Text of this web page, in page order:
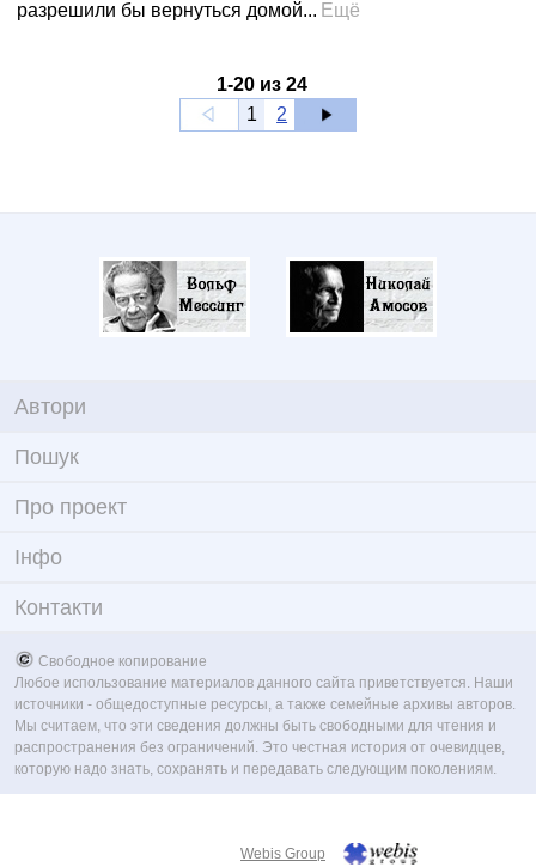
разрешили бы вернуться домой... Ещё
1-20 из 24
1
2
Автори
Пошук
Про проект
Iнфо
Контакти
Свободное копирование
Любое использование материалов данного сайта приветствуется. Наши
источники - общедоступные ресурсы, а также семейные архивы авторов.
Мы считаем, что эти сведения должны быть свободными для чтения и
распространения без ограничений. Это честная история от очевидцев,
которую надо знать, сохранять и передавать следующим поколениям.
Webis Group